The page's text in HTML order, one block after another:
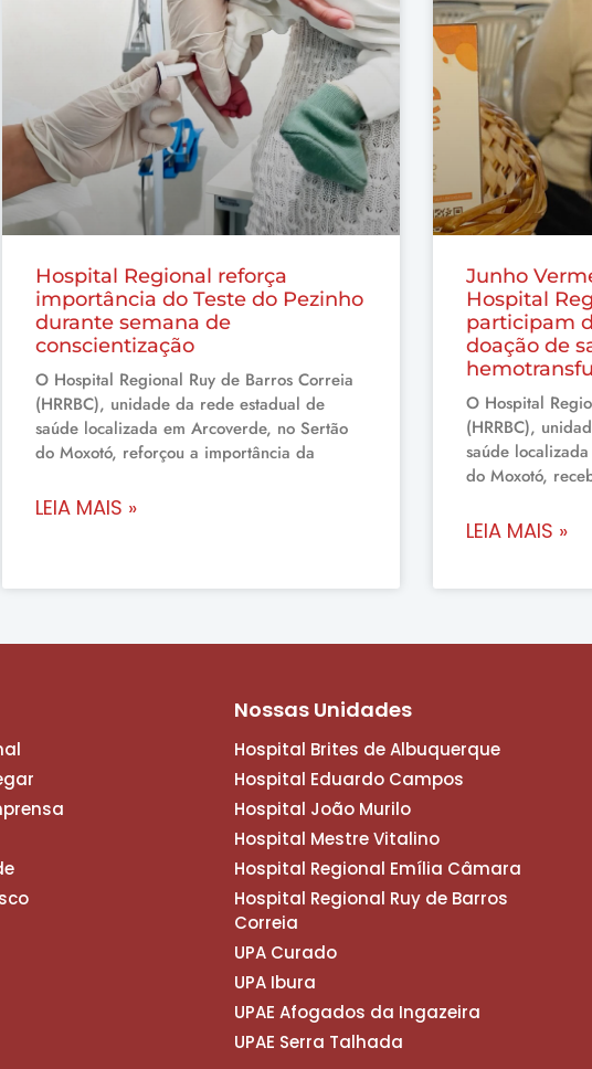
Hospital Regional reforça
importância do Teste do Pezinho
durante semana de
conscientização
O Hospital Regional Ruy de Barros Correia
(HRRBC), unidade da rede estadual de
saúde localizada em Arcoverde, no Sertão
do Moxotó, reforçou a importância da
LEIA MAIS »
Junho
Hospital
participam
doação de
O Hospital
(HRRBC),
saúde
do Moxotó,
LEIA MAIS »
Nossas Unidades
Hospital Brites de Albuquerque
Hospital Eduardo Campos
Hospital João Murilo
Hospital Mestre Vitalino
Hospital Regional Emília Câmara
Hospital Regional Ruy de Barros
Correia
UPA Curado
UPA Ibura
UPAE Afogados da Ingazeira
UPAE Serra Talhada